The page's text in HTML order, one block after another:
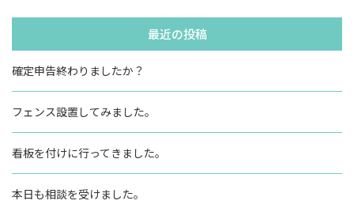
最近の投稿
確定申告終わりましたか？
フェンス設置してみました。
看板を付けに行ってきました。
本日も相談を受けました。